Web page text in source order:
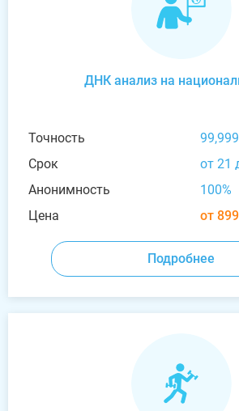
ДНК анализ на
Точность
Срок
от 21
Анонимность
100%
Цена
от
Подробнее